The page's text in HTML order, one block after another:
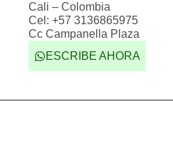
Cali – Colombia
Cel: +57 3136865975
Cc Campanella Plaza
ESCRIBE AHORA